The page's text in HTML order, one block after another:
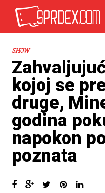
SHOW
kojoj se
druge,
godina
napokon
poznata